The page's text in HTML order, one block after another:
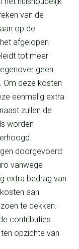
van de
op de
afgelopen
tot meer
geen
Om deze kosten
eenmalig extra
zullen de
worden
doorgevoerd:
vanwege
extra bedrag van
aan
te dekken.
contributies
opzichte van